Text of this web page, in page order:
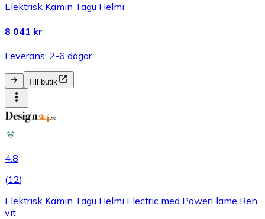
Elektrisk Kamin Tagu Helmi
8 041 kr
Leverans: 2-6 dagar
Till butik
4.8
(12)
Elektrisk Kamin Tagu Helmi Electric med PowerFlame Ren
vit